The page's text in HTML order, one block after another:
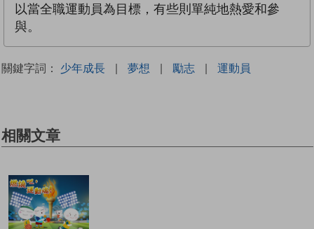
以當全職運動員為目標，有些則單純地熱愛和參
與。
關鍵字詞： 少年成長 | 夢想 | 勵志 | 運動員
相關文章